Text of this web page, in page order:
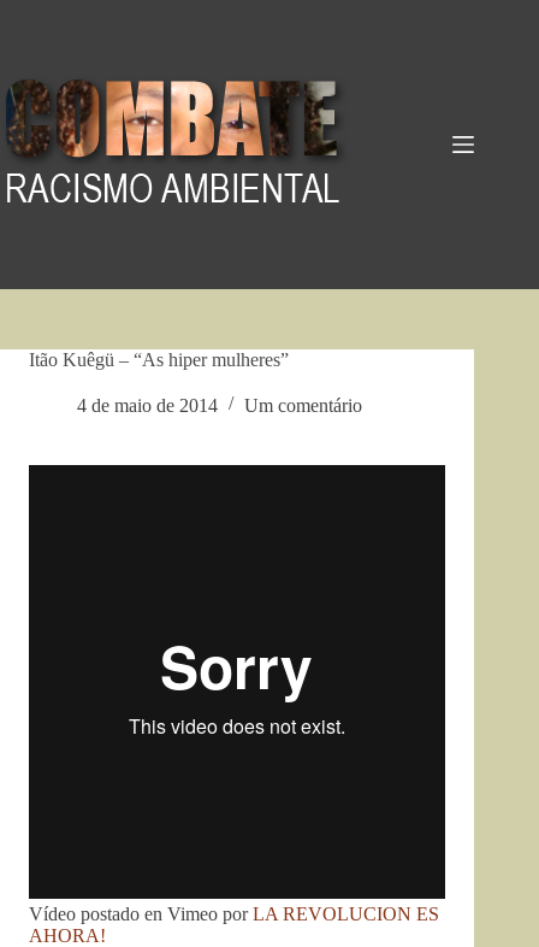
Itão Kuêgü – “As hiper mulheres”
4 de maio de 2014 Um comentário
Vídeo postado en Vimeo porLA REVOLUCION ES
AHORA!